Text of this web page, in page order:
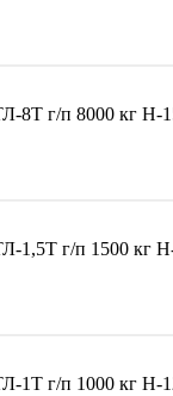
8Т г/п 8000 кг H-
1,5Т г/п 1500 кг
1Т г/п 1000 кг H-